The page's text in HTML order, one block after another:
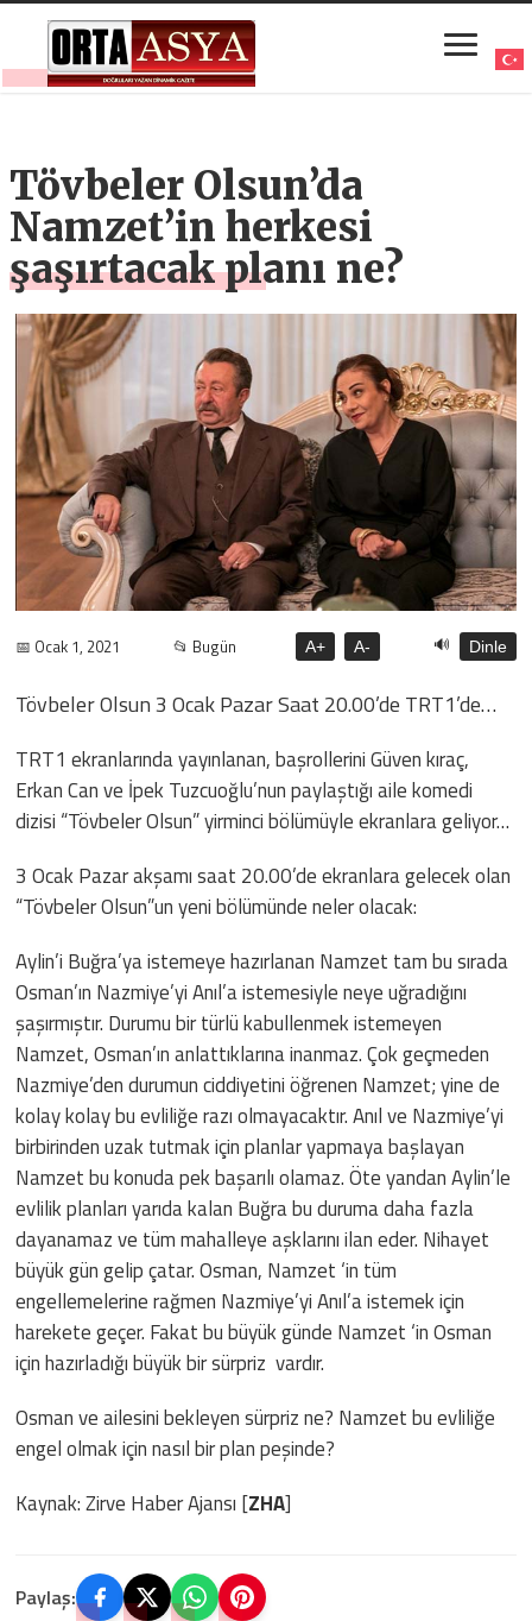
Tövbeler Olsun’da
Namzet’in herkesi
şaşırtacak planı ne?
📅 Ocak 1, 2021 📂 Bugün A+ A- 🔊 Dinle
Tövbeler Olsun 3 Ocak Pazar Saat 20.00’de TRT1’de…
TRT1 ekranlarında yayınlanan, başrollerini Güven kıraç,
Erkan Can ve İpek Tuzcuoğlu’nun paylaştığı aile komedi
dizisi “Tövbeler Olsun” yirminci bölümüyle ekranlara geliyor…
3 Ocak Pazar akşamı saat 20.00’de ekranlara gelecek olan
“Tövbeler Olsun”un yeni bölümünde neler olacak:
Aylin’i Buğra’ya istemeye hazırlanan Namzet tam bu sırada
Osman’ın Nazmiye’yi Anıl’a istemesiyle neye uğradığını
şaşırmıştır. Durumu bir türlü kabullenmek istemeyen
Namzet, Osman’ın anlattıklarına inanmaz. Çok geçmeden
Nazmiye’den durumun ciddiyetini öğrenen Namzet; yine de
kolay kolay bu evliliğe razı olmayacaktır. Anıl ve Nazmiye’yi
birbirinden uzak tutmak için planlar yapmaya başlayan
Namzet bu konuda pek başarılı olamaz. Öte yandan Aylin’le
evlilik planları yarıda kalan Buğra bu duruma daha fazla
dayanamaz ve tüm mahalleye aşklarını ilan eder. Nihayet
büyük gün gelip çatar. Osman, Namzet ‘in tüm
engellemelerine rağmen Nazmiye’yi Anıl’a istemek için
harekete geçer. Fakat bu büyük günde Namzet ‘in Osman
için hazırladığı büyük bir sürpriz vardır.
Osman ve ailesini bekleyen sürpriz ne? Namzet bu evliliğe
engel olmak için nasıl bir plan peşinde?
Kaynak: Zirve Haber Ajansı [ZHA]
Paylaş: